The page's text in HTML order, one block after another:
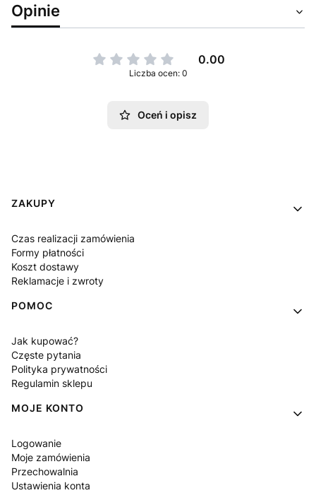
Opinie
0.00
Liczba ocen: 0
Oceń i opisz
Linki w stopce
ZAKUPY
Czas realizacji zamówienia
Formy płatności
Koszt dostawy
Reklamacje i zwroty
POMOC
Jak kupować?
Częste pytania
Polityka prywatności
Regulamin sklepu
MOJE KONTO
Logowanie
Moje zamówienia
Przechowalnia
Ustawienia konta